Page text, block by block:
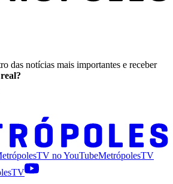
das notícias mais importantes e receber
noYouTubeMetrópolesTV